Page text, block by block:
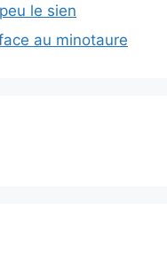
le sien
au minotaure